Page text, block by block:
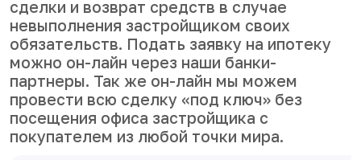
сделки и возврат средств в случае
невыполнения застройщиком своих
обязательств. Подать заявку на ипотеку
можно он-лайн через наши банки-
партнеры. Так же он-лайн мы можем
провести всю сделку «под ключ» без
посещения офиса застройщика с
покупателем из любой точки мира.